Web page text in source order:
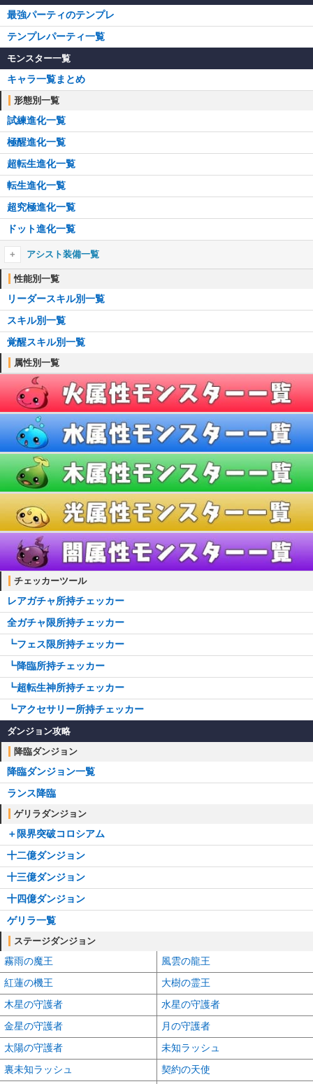
最強パーティのテンプレ
テンプレパーティ一覧
モンスター一覧
キャラ一覧まとめ
形態別一覧
試練進化一覧
極醒進化一覧
超転生進化一覧
転生進化一覧
超究極進化一覧
ドット進化一覧
アシスト装備一覧
アシスト装備一覧
┗アシスト進化のやり方
耳飾り一覧
首飾り一覧
ブローチ一覧
ブレスレット一覧
ティアラ一覧
櫛一覧
懐中時計一覧
性能別一覧
リーダースキル別一覧
スキル別一覧
覚醒スキル別一覧
属性別一覧
チェッカーツール
レアガチャ所持チェッカー
全ガチャ限所持チェッカー
┗フェス限所持チェッカー
┗降臨所持チェッカー
┗超転生神所持チェッカー
┗アクセサリー所持チェッカー
ダンジョン攻略
降臨ダンジョン
降臨ダンジョン一覧
ランス降臨
ゲリラダンジョン
＋限界突破コロシアム
十二億ダンジョン
十三億ダンジョン
十四億ダンジョン
ゲリラ一覧
ステージダンジョン
霧雨の魔王
風雲の龍王
紅蓮の機王
大樹の霊王
木星の守護者
水星の守護者
金星の守護者
月の守護者
太陽の守護者
未知ラッシュ
裏未知ラッシュ
契約の天使